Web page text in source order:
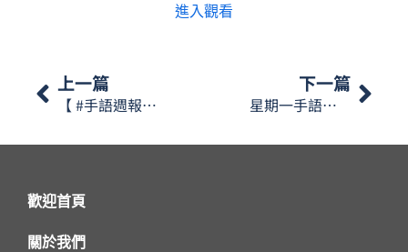
進入觀看
上一篇
【 #手語週報】2025年12月20-26日🎬
下一篇
星期一手語又過了一年的時間，今年大家又學會了多少澳門手語呢？…【星期一手語】。
歡迎首頁
關於我們